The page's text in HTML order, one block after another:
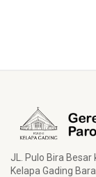
JL. Pulo Bira
Kelapa Gading